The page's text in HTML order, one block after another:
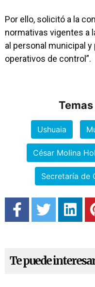
Por ello, solicitó a la
normativas vigentes a
al personal municipal
operativos de control”.
Ushuaia
César Molina
Secretaría de
Te puede